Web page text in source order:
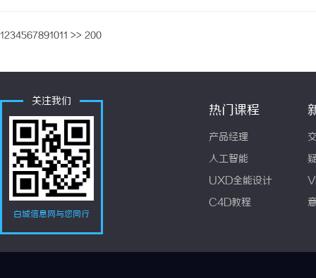
1234567891011 >> 200
关注我们
白城信息网与您同行
热门课程
产品经理
人工智能
UXD全能设计
C4D教程